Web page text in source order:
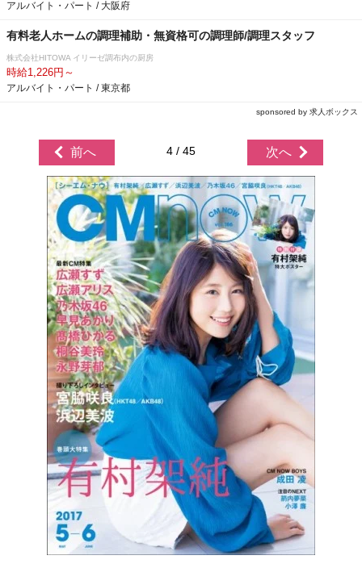
アルバイト・パート / 大阪府
有料老人ホームの調理補助・無資格可の調理師/調理スタッフ
株式会社HITOWA イリーゼ調布内の厨房
時給1,226円～
アルバイト・パート / 東京都
sponsored by 求人ボックス
前へ 4 / 45 次へ